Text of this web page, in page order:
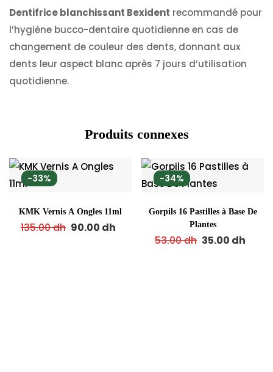
Dentifrice blanchissant Bexident recommandé pour
l’hygiène bucco-dentaire quotidienne en cas de
changement de couleur des dents, donnant aux
dents leur aspect blanc après 7 jours d’utilisation
quotidienne.
Produits connexes
-33%
KMK Vernis A Ongles 11ml
135.00dh 90.00 dh
-34%
Gorpils 16 Pastilles à Base De
Plantes
53.00dh 35.00 dh